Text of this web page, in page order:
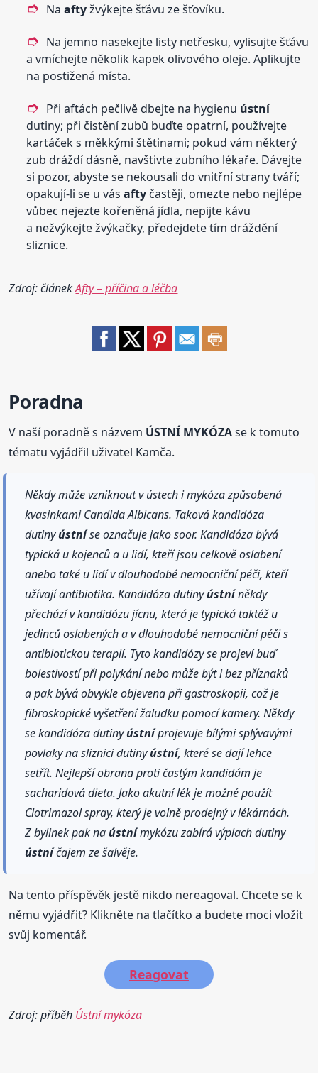
Naaftyžvýkejte šťávu ze šťovíku.
Na jemno nasekejte listy netřesku, vylisujte šťávu
a vmíchejte několik kapek olivového oleje. Aplikujte
na postižená místa.
Při aftách pečlivě dbejte na hygienu ústní
dutiny; při čistění zubů buďte opatrní, používejte
kartáček s měkkými štětinami; pokud vám některý
zub dráždí dásně, navštivte zubního lékaře. Dávejte
si pozor, abyste se nekousali do vnitřní strany tváří;
opakují-li se u vásafty častěji, omezte nebo nejlépe
vůbec nejezte kořeněná jídla, nepijte kávu
a nežvýkejte žvýkačky, předejdete tím dráždění
sliznice.
Zdroj: článekAfty – příčina a léčba
Poradna
V naší poradně s názvem ÚSTNÍ MYKÓZAse k tomuto
tématu vyjádřil uživatel Kamča.
Někdy může vzniknout v ústech i mykóza způsobená
kvasinkami Candida Albicans. Taková kandidóza
dutinyústníse označuje jako soor. Kandidóza bývá
typická u kojenců a u lidí, kteří jsou celkově oslabení
anebo také u lidí v dlouhodobé nemocniční péči, kteří
užívají antibiotika. Kandidóza dutinyústníněkdy
přechází v kandidózu jícnu, která je typická taktéž u
jedinců oslabených a v dlouhodobé nemocniční péči s
antibiotickou terapií. Tyto kandidózy se projeví buď
bolestivostí při polykání nebo může být i bez příznaků
a pak bývá obvykle objevena při gastroskopii, což je
fibroskopické vyšetření žaludku pomocí kamery. Někdy
se kandidóza dutinyústníprojevuje bílými splývavými
povlaky na sliznici dutinyústní, které se dají lehce
setřít. Nejlepší obrana proti častým kandidám je
sacharidová dieta. Jako akutní lék je možné použít
Clotrimazol spray, který je volně prodejný v lékárnách.
Z bylinek pak naústnímykózu zabírá výplach dutiny
ústníčajem ze šalvěje.
Na tento příspěvěk jestě nikdo nereagoval. Chcete se k
němu vyjádřit? Klikněte na tlačítko a budete moci vložit
svůj komentář.
Reagovat
Zdroj: příběh Ústní mykóza